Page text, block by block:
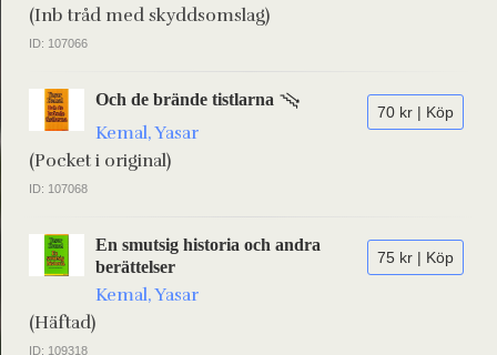
(Inb tråd med skyddsomslag)
ID: 107066
70 kr | Köp
Och de brände tistlarna
Kemal, Yasar
(Pocket i original)
ID: 107068
75 kr | Köp
En smutsig historia och andra
berättelser
Kemal, Yasar
(Häftad)
ID: 109318